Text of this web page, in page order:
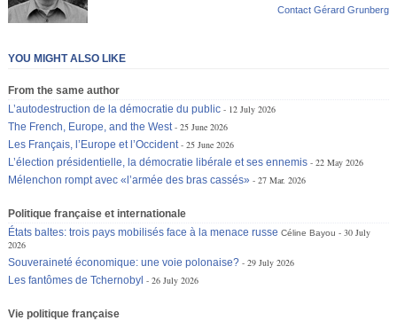
Contact Gérard Grunberg
YOU MIGHT ALSO LIKE
From the same author
L’autodestruction de la démocratie du public
12 July 2026
The French, Europe, and the West
25 June 2026
Les Français, l’Europe et l’Occident
25 June 2026
L’élection présidentielle, la démocratie libérale et ses ennemis
22 May 2026
Mélenchon rompt avec «l’armée des bras cassés»
27 Mar. 2026
Politique française et internationale
États baltes: trois pays mobilisés face à la menace russe Céline Bayou
30 July
2026
Souveraineté économique: une voie polonaise?
29 July 2026
Les fantômes de Tchernobyl
26 July 2026
Vie politique française